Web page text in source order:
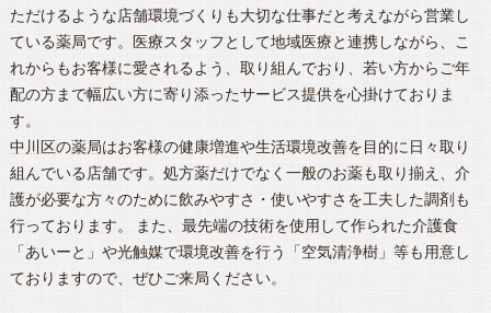
ただけるような店舗環境づくりも大切な仕事だと考えながら営業し
ている薬局です。医療スタッフとして地域医療と連携しながら、こ
れからもお客様に愛されるよう、取り組んでおり、若い方からご年
配の方まで幅広い方に寄り添ったサービス提供を心掛けておりま
す。
中川区の薬局はお客様の健康増進や生活環境改善を目的に日々取り
組んでいる店舗です。処方薬だけでなく一般のお薬も取り揃え、介
護が必要な方々のために飲みやすさ・使いやすさを工夫した調剤も
行っております。 また、最先端の技術を使用して作られた介護食
「あいーと」や光触媒で環境改善を行う「空気清浄樹」等も用意し
ておりますので、ぜひご来局ください。